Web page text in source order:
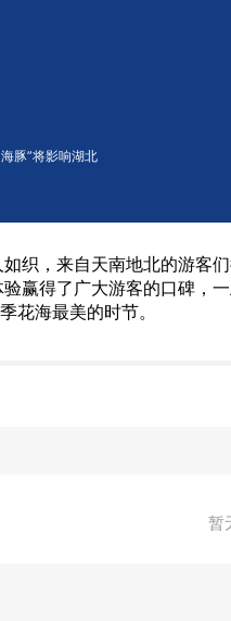
豚”将影响湖北
织，来自天南地北的游
赢得了广大游客的口碑
花海最美的时节。
暂